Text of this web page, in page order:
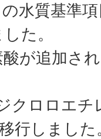
水質基準
た。
が追加さ
クロロエ
行しました